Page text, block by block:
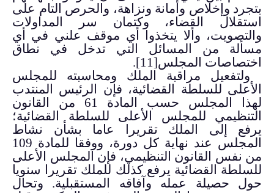
بتجرد وإخلاص وأمانة ونزاهة، والحرص التام على
استقلال القضاء، وكتمان سر المداولات
والتصويت، وألا يتخذوا أي موقف علني في أي
مسألة من المسائل التي تدخل في نطاق
اختصاصات المجلس[11]
.
ولتفعيل مراقبة الملك ومحاسبته للمجلس
الأعلى للسلطة القضائية، فإن الرئيس المنتدب
لهذا المجلس حسب المادة 61 من القانون
التنظيمي للمجلس الأعلى للسلطة القضائية؛
يرفع إلى الملك تقريرا عاما بشأن نشاط
المجلس عند نهاية كل دورة، ووفقا للمادة 109
من نفس القانون التنظيمي، فإن المجلس الأعلى
للسلطة القضائية يرفع كذلك للملك تقريرا سنويا
حول حصيلة عمله وآفاقه المستقبلية. وتحال